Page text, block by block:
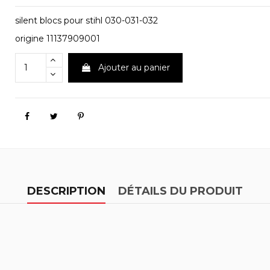
silent blocs pour stihl 030-031-032
origine 11137909001
Ajouter au panier
DESCRIPTION DÉTAILS DU PRODUIT